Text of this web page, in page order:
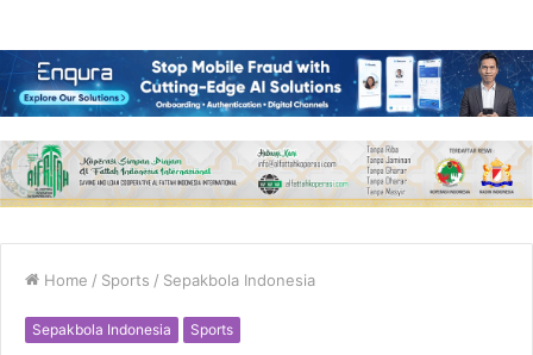
Home / Sports / Sepakbola Indonesia
Sepakbola Indonesia Sports